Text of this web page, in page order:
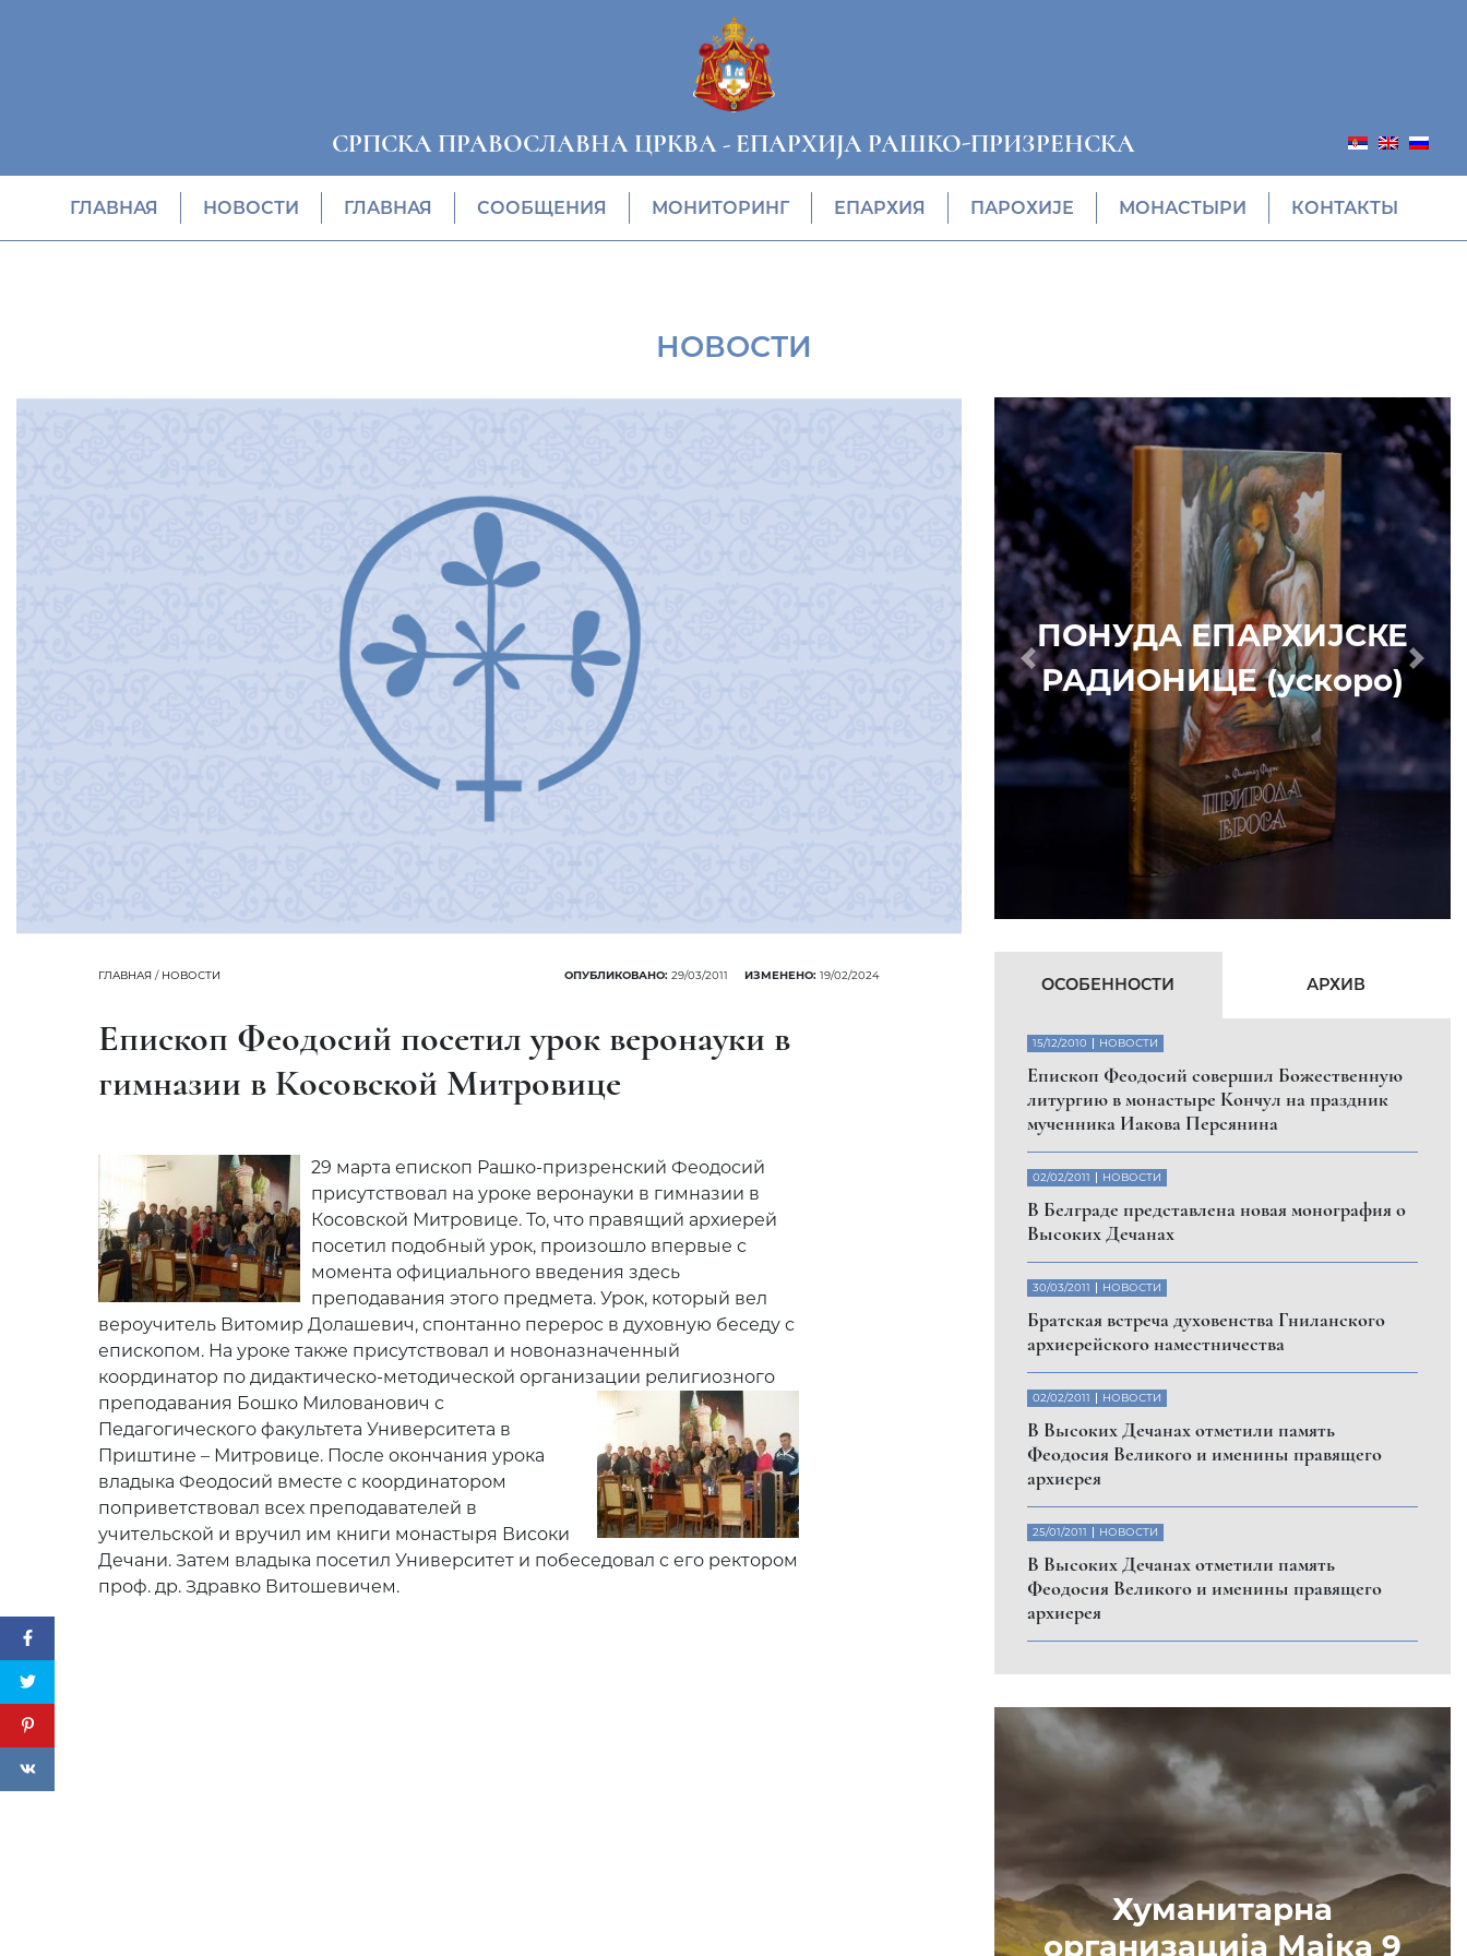
СРПСКА ПРАВОСЛАВНА ЦРКВА- ЕПАРХИЈА РАШКО-ПРИЗРЕНСКА
ГЛАВНАЯ НОВОСТИ ГЛАВНАЯ СООБЩЕНИЯ МОНИТОРИНГ ЕПАРХИЯ ПАРОХИЈЕ МОНАСТЫРИ КОНТАКТЫ
НОВОСТИ
ГЛАВНАЯ/ НОВОСТИ ОПУБЛИКОВАНО: 29/03/2011 ИЗМЕНЕНО: 19/02/2024
Епископ Феодосий посетил урок веронауки в
гимназии в Косовской Митровице
29 марта епископ Рашко-призренский Феодосий
присутствовал на уроке веронауки в гимназии в
Косовской Митровице. То, что правящий архиерей
посетил подобный урок, произошло впервые с
момента официального введения здесь
преподавания этого предмета. Урок, который вел
вероучитель Витомир Долашевич, спонтанно перерос в духовную беседу с
епископом. На уроке также присутствовал и новоназначенный
координатор по дидактическо-методической организации религиозного
преподавания Бошко Милованович с
Педагогического факультета Университета в
Приштине – Митровице. После окончания урока
владыка Феодосий вместе с координатором
поприветствовал всех преподавателей в
учительской и вручил им книги монастыря Високи
Дечани. Затем владыка посетил Университет и побеседовал с его ректором
проф. др. Здравко Витошевичем.
ПОНУДА ЕПАРХИЈСКЕ
РАДИОНИЦЕ (ускоро)
ПОНУДА ЕПАРХИЈСКЕ
РАДИОНИЦЕ (ускоро)
Prethodni
ОСОБЕННОСТИ АРХИВ
15/12/2010 НОВОСТИ
Eпископ Феодосий совершил Божественную
литургию в монастыре Кончул на праздник
мученника Иакова Персянина
02/02/2011 НОВОСТИ
В Белграде представлена новая монография о
Высоких Дечанах
30/03/2011 НОВОСТИ
Братская встреча духовенства Гниланского
архиерейского наместничества
02/02/2011 НОВОСТИ
В Высоких Дечанах отметили память
Феодосия Великого и именины правящего
архиерея
25/01/2011 НОВОСТИ
В Высоких Дечанах отметили память
Феодосия Великого и именины правящего
архиерея
Хуманитарна
организација Мајка 9